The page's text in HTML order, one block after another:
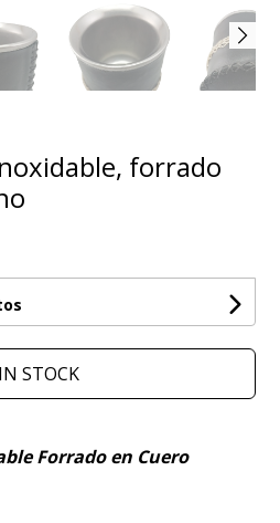
forrado
STOCK
Forrado en Cuero